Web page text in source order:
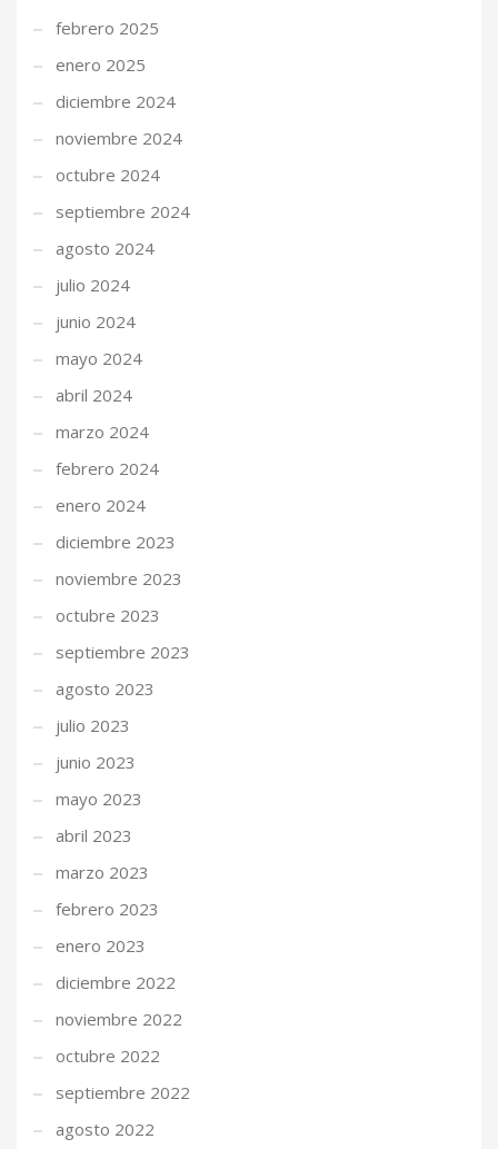
febrero 2025
enero 2025
diciembre 2024
noviembre 2024
octubre 2024
septiembre 2024
agosto 2024
julio 2024
junio 2024
mayo 2024
abril 2024
marzo 2024
febrero 2024
enero 2024
diciembre 2023
noviembre 2023
octubre 2023
septiembre 2023
agosto 2023
julio 2023
junio 2023
mayo 2023
abril 2023
marzo 2023
febrero 2023
enero 2023
diciembre 2022
noviembre 2022
octubre 2022
septiembre 2022
agosto 2022